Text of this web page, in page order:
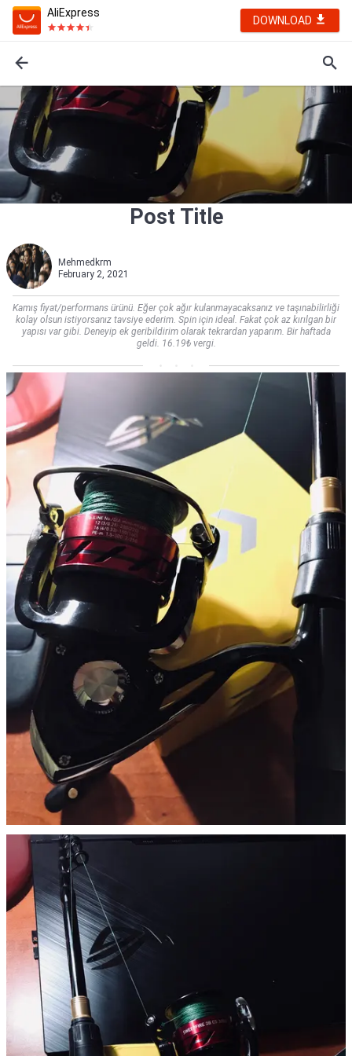
AliExpress
DOWNLOAD
Post Title
Mehmedkrm
February 2, 2021
Kamış fiyat/performans ürünü. Eğer çok ağır kulanmayacaksanız ve taşınabilirliği
kolay olsun istiyorsanız tavsiye ederim. Spin için ideal. Fakat çok az kırılgan bir
yapısı var gibi. Deneyip ek geribildirim olarak tekrardan yaparım. Bir haftada
geldi. 16.19₺ vergi.